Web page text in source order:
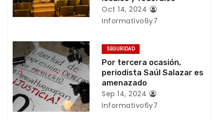
n
t
r
a
d
Oct 14, 2024
Informativo6y7
SEGURIDAD
Por tercera ocasión,
periodista Saúl Salazar es
amenazado
Sep 14, 2024
Informativo6y7